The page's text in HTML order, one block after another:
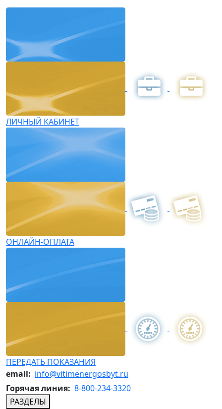
ЛИЧНЫЙ КАБИНЕТ
ОНЛАЙН-ОПЛАТА
ПЕРЕДАТЬ ПОКАЗАНИЯ
email: info@vitimenergosbyt.ru
Горячая линия: 8-800-234-3320
РАЗДЕЛЫ